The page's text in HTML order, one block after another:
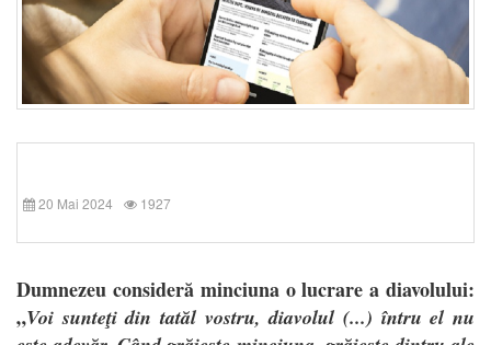
20 Mai 2024 1927
Dumnezeu consideră minciuna o lucrare a diavolului:
„Voi sunteţi din tatăl vostru, diavolul (...) întru el nu